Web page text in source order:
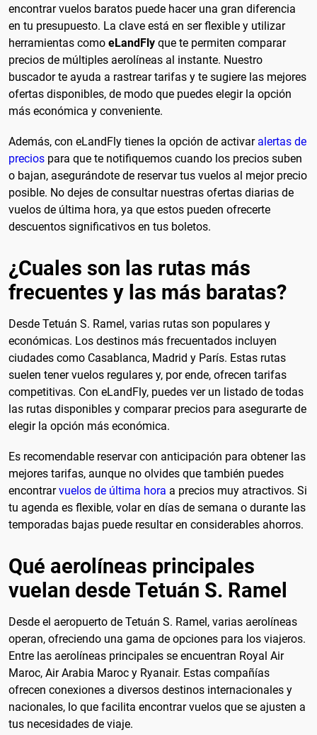
encontrar vuelos baratos puede hacer una gran diferencia
en tu presupuesto. La clave está en ser flexible y utilizar
herramientas como eLandFly que te permiten comparar
precios de múltiples aerolíneas al instante. Nuestro
buscador te ayuda a rastrear tarifas y te sugiere las mejores
ofertas disponibles, de modo que puedes elegir la opción
más económica y conveniente.
Además, con eLandFly tienes la opción de activar alertas de
precios para que te notifiquemos cuando los precios suben
o bajan, asegurándote de reservar tus vuelos al mejor precio
posible. No dejes de consultar nuestras ofertas diarias de
vuelos de última hora, ya que estos pueden ofrecerte
descuentos significativos en tus boletos.
¿Cuales son las rutas más
frecuentes y las más baratas?
Desde Tetuán S. Ramel, varias rutas son populares y
económicas. Los destinos más frecuentados incluyen
ciudades como Casablanca, Madrid y París. Estas rutas
suelen tener vuelos regulares y, por ende, ofrecen tarifas
competitivas. Con eLandFly, puedes ver un listado de todas
las rutas disponibles y comparar precios para asegurarte de
elegir la opción más económica.
Es recomendable reservar con anticipación para obtener las
mejores tarifas, aunque no olvides que también puedes
encontrarvuelos de última hora a precios muy atractivos. Si
tu agenda es flexible, volar en días de semana o durante las
temporadas bajas puede resultar en considerables ahorros.
Qué aerolíneas principales
vuelan desde Tetuán S. Ramel
Desde el aeropuerto de Tetuán S. Ramel, varias aerolíneas
operan, ofreciendo una gama de opciones para los viajeros.
Entre las aerolíneas principales se encuentran Royal Air
Maroc, Air Arabia Maroc y Ryanair. Estas compañías
ofrecen conexiones a diversos destinos internacionales y
nacionales, lo que facilita encontrar vuelos que se ajusten a
tus necesidades de viaje.